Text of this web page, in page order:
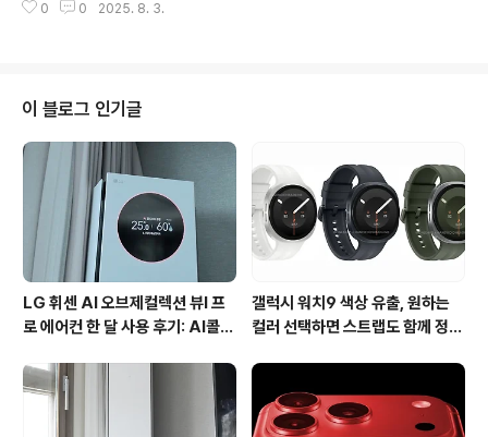
잘빠졌다는 소리가 나올 정도인데요, 특히 유플러스에서 제공하는 AI 구독 서비
워치 8을 무료로 제공하고 유독 Pick AI 혜택으로 라이너와 캔바 6개월 무료
혜택을 받을 수 있어 많은 분들이 선택 중입니다. 갤럭시 폴드7기기변경이나 번
호이동 시 유플러스를 ..
0 0 2025. 8. 3.
이 블로그 인기글
LG 휘센 AI 오브제컬렉션 뷰I 프
로 에어컨 한 달 사용 후기: AI콜드
갤럭시 워치9 색상 유출, 원하는
컬러 선택하면 스트랩도 함께 정해